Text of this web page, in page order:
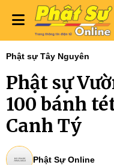
Phật sự Tây Nguyên
Phật sự
100 bánh
Canh Tý
Phật Sự Online